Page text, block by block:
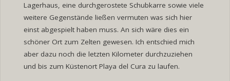
Lagerhaus, eine durchgerostete Schubkarre sowie viele
weitere Gegenstände ließen vermuten was sich hier
einst abgespielt haben muss. An sich wäre dies ein
schöner Ort zum Zelten gewesen. Ich entschied mich
aber dazu noch die letzten Kilometer durchzuziehen
und bis zum Küstenort Playa del Cura zu laufen.